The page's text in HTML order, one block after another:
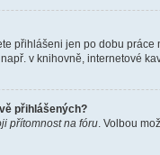
přihlášeni jen po dobu práce
v knihovně, internetové
přihlášených?
přítomnost na fóru. Volbou